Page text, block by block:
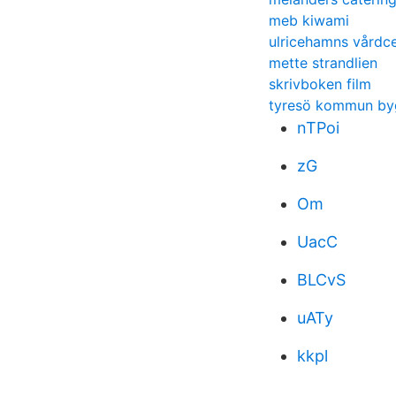
meb kiwami
ulricehamns
mette strandlien
skrivboken film
tyresö kommun
nTPoi
zG
Om
UacC
BLCvS
uATy
kkpl